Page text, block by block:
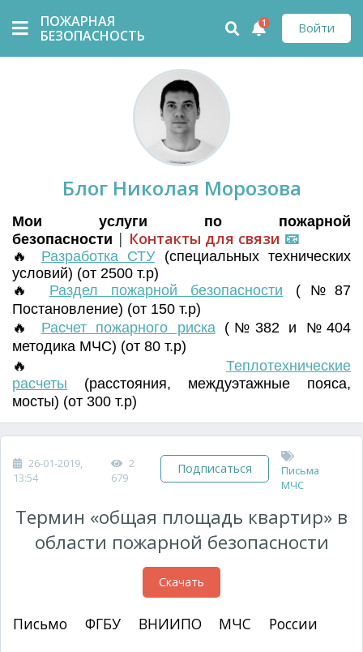
ПОЖАРНАЯ
БЕЗОПАСНОСТЬ
Войти
1
Блог Николая Морозова
Мои услуги по пожарной
безопасности | Контакты для связи 📧
🔥 Разработка СТУ (специальных технических
условий) (от 2500 т.р)
🔥 Раздел пожарной безопасности (№87
Постановление) (от 150 т.р)
🔥 Расчет пожарного риска(№382 и №404
методика МЧС) (от 80 т.р)
🔥 Теплотехнические
расчеты (расстояния, междуэтажные пояса,
мосты) (от 300 т.р)
26-01-2019,
13:54
2
679
Подписаться
Письма
МЧС
Термин «общая площадь квартир» в
области пожарной безопасности
Скачать
Письмо ФГБУ ВНИИПО МЧС России